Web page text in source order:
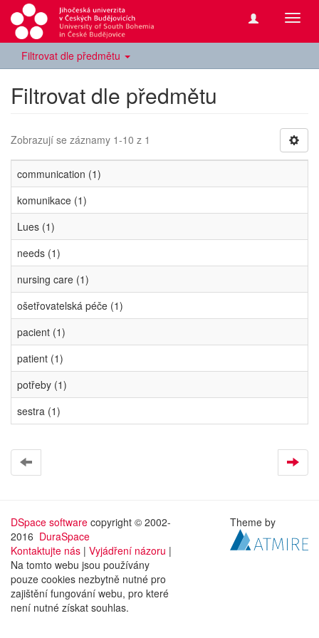
Filtrovat dle předmětu
Filtrovat dle předmětu
Zobrazují se záznamy 1-10 z 1
communication (1)
komunikace (1)
Lues (1)
needs (1)
nursing care (1)
ošetřovatelská péče (1)
pacient (1)
patient (1)
potřeby (1)
sestra (1)
DSpace software copyright © 2002-
2016 DuraSpace
Kontaktujte nás | Vyjádření názoru |
Na tomto webu jsou používány
pouze cookies nezbytně nutné pro
zajištění fungování webu, pro které
není nutné získat souhlas.
Theme by